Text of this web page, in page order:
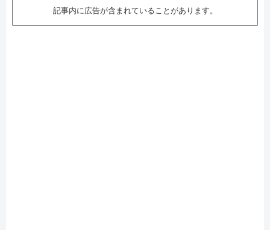
記事内に広告が含まれていることがあります。